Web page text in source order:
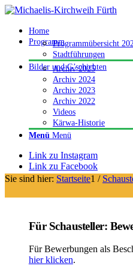
Home
ProgrammProgrammübersicht
Stadtführungen
Bilder und G’schichten
Archiv 2025
Archiv 2024
Archiv 2023
Archiv 2022
Videos
Kärwa-Historie
Menü Menü
Link zu Instagram
Link zu Facebook
Sie sind hier: Startseite1 /
Für Schausteller:
Für Bewerbungen als
hier klicken.